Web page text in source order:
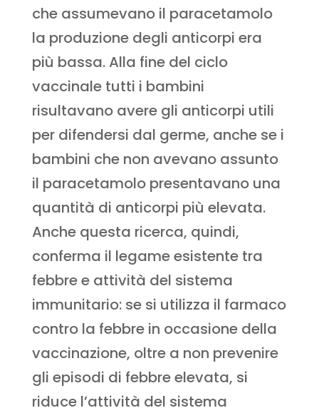
che assumevano il paracetamolo
la produzione degli anticorpi era
più bassa. Alla fine del ciclo
vaccinale tutti i bambini
risultavano avere gli anticorpi utili
per difendersi dal germe, anche se i
bambini che non avevano assunto
il paracetamolo presentavano una
quantità di anticorpi più elevata.
Anche questa ricerca, quindi,
conferma il legame esistente tra
febbre e attività del sistema
immunitario: se si utilizza il farmaco
contro la febbre in occasione della
vaccinazione, oltre a non prevenire
gli episodi di febbre elevata, si
riduce l’attività del sistema